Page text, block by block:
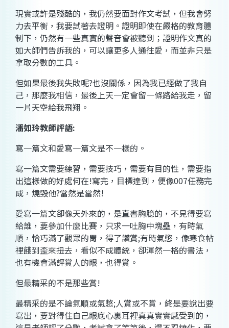
現實或許是殘酷的，我仍然要面對作文考試，但我會努
力去平衡，我要試著去證明。證明即使在嚴格的教育體
制下，仍然有一些真實的聲音會被聽到；證明作文真的
如大師們告訴我的，可以讓更多人通往愛，而並非只是
拿取分數的工具。
但如果最後我失敗呢?也沒關係，因為我已經做了我自
己，那麼我相信，最後上天一定會留一條路給我走，留
一片天空給我飛翔。
潘如玲教師評語:
寫一篇文和愛寫一篇文是不一樣的。
寫一篇文需要練習，需要技巧，需要有目的性，需要指
出這樣做的好處何在!寫完，目標達到，便像007任務完
成，燒毀他?當然是當然!
愛寫一篇文卻像天外來的，是直書胸臆的，不見得要寫
給誰，要參加什麼比賽，只求一吐胸中塊壘，有時氣
順，恰巧滿了觀眾的胃，得了讚賞;有時氣憋，像寒食帖
裡餓到歪來扭去，看似不成體統，卻渾然一格的書法，
也有機會滿評賞人的眼，也得賞。
但最精采的不是那些賞!
最精采的是不論氣順或氣憋;人賞或不賞，終是要說出要
寫出，要對得住自己眼底心裏耳裡真真實實感受到的，